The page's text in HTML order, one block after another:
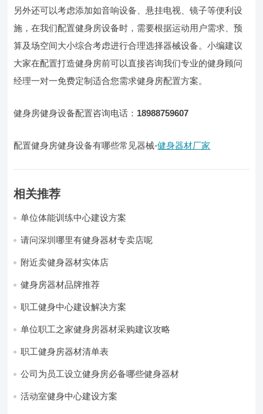
另外还可以考虑添加如音响设备、悬挂电视、镜子等便利设
施，在我们配置健身房设备时，需要根据运动用户需求、预
算及场空间大小综合考虑进行合理选择器械设备。小编建议
大家在配置打造健身房前可以直接咨询我们专业的健身顾问
经理一对一免费定制适合您需求健身房配置方案。
健身房健身设备配置咨询电话： 18988759607
配置健身房健身设备有哪些常见器械-健身器材厂家
相关推荐
单位体能训练中心建设方案
请问深圳哪里有健身器材专卖店呢
附近卖健身器材实体店
健身房器材品牌推荐
职工健身中心建设解决方案
单位职工之家健身房器材采购建议攻略
职工健身房器材清单表
公司为员工设立健身房必备哪些健身器材
活动室健身中心建设方案